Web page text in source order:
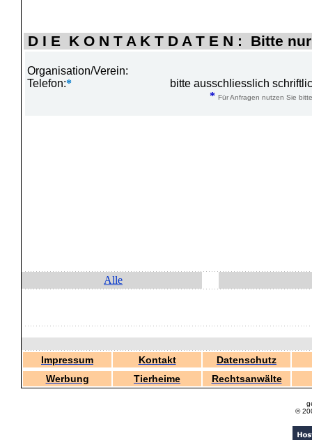
D I E K O N T A K T D A T E N : Bitte
Organisation/Verein:
Telefon:*
bitte ausschliesslich
* Für Anfragen nutzen Sie
Alle
Impressum Kontakt
Datenschutz
Werbung
Tierheime Rechtsanwälte
©